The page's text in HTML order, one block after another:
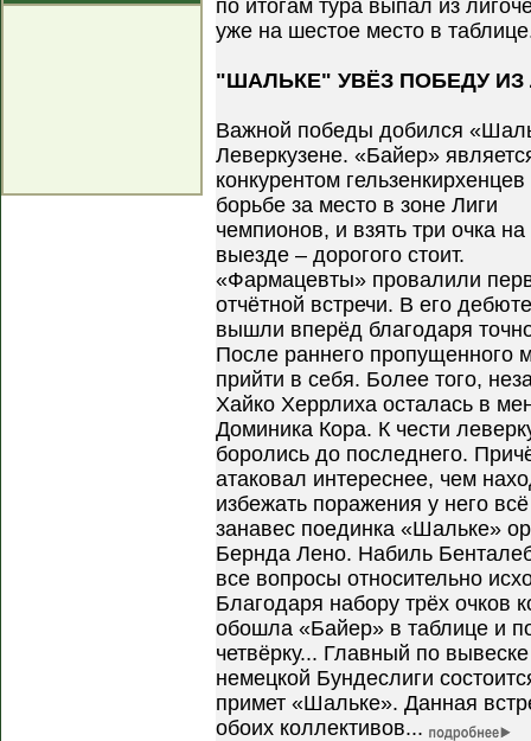
по итогам тура выпал из
уже на шестое место в
"ШАЛЬКЕ" УВЁЗ ПОБЕДУ ИЗ
Важной победы добился
Леверкузене. «Байер»
конкурентом гельзенкирхенцев
борьбе за место в зоне Лиги
чемпионов, и взять три очка на
выезде – дорогого стоит.
«Фармацевты» провалили
отчётной встречи. В его
вышли вперёд благодаря
После раннего пропущенного
прийти в себя. Более того,
Хайко Херрлиха осталась в
Доминика Кора. К чести
боролись до последнего.
атаковал интереснее, чем
избежать поражения у него
занавес поединка «Шальке»
Бернда Лено. Набиль
все вопросы относительно
Благодаря набору трёх очков
обошла «Байер» в таблице и
четвёрку... Главный по
немецкой Бундеслиги
примет «Шальке». Данная
обоих коллективов...